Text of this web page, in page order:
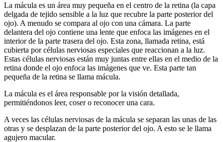
La mácula es un área muy pequeña en el centro de la retina (la capa
delgada de tejido sensible a la luz que recubre la parte posterior del
ojo). A menudo se compara al ojo con una cámara. La parte
delantera del ojo contiene una lente que enfoca las imágenes en el
interior de la parte trasera del ojo. Esta zona, llamada retina, está
cubierta por células nerviosas especiales que reaccionan a la luz.
Estas células nerviosas están muy juntas entre ellas en el medio de la
retina donde el ojo enfoca las imágenes que ve. Esta parte tan
pequeña de la retina se llama mácula.
La mácula es el área responsable por la visión detallada,
permitiéndonos leer, coser o reconocer una cara.
A veces las células nerviosas de la mácula se separan las unas de las
otras y se desplazan de la parte posterior del ojo. A esto se le llama
agujero macular.